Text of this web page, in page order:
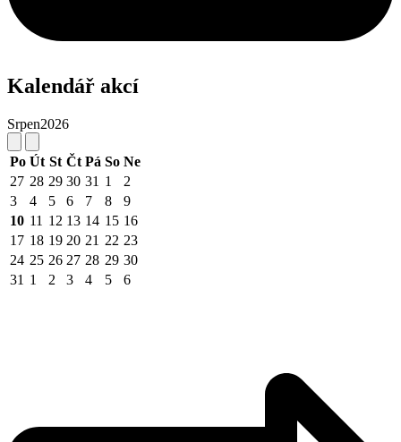
Kalendář akcí
Srpen2026
Po Út St Čt Pá So Ne
27 28 29 30 31 1
2
3
4 5 6 7 8
9
10 11 12 13 14 15 16
17 18 19 20 21 22 23
24 25 26 27 28 29 30
31 1 2 3 4 5 6